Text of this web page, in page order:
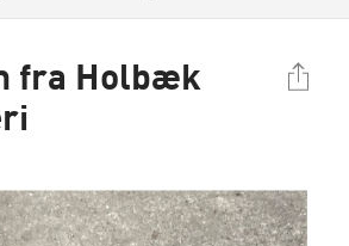
fra Holbæk